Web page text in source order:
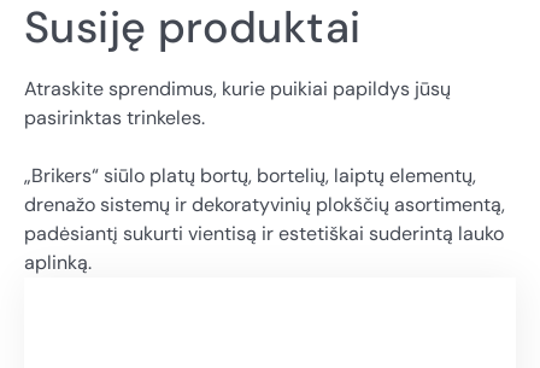
Susiję produktai
Atraskite sprendimus, kurie puikiai papildys jūsų
pasirinktas trinkeles.
„Brikers“ siūlo platų bortų, bortelių, laiptų elementų,
drenažo sistemų ir dekoratyvinių plokščių asortimentą,
padėsiantį sukurti vientisą ir estetiškai suderintą lauko
aplinką.